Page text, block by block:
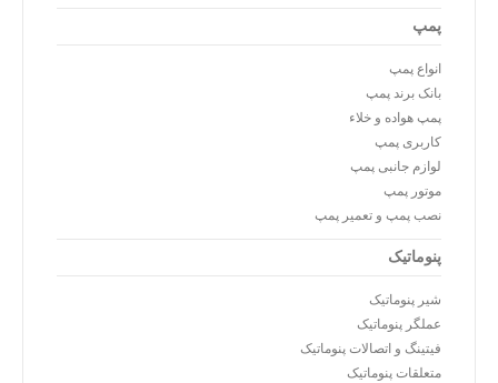
پمپ
انواع پمپ
بانک برند پمپ
پمپ هواده و خلاء
کاربری پمپ
لوازم جانبی پمپ
موتور پمپ
نصب پمپ و تعمیر پمپ
پنوماتیک
شیر پنوماتیک
عملگر پنوماتیک
فیتینگ و اتصالات پنوماتیک
متعلقات پنوماتیک